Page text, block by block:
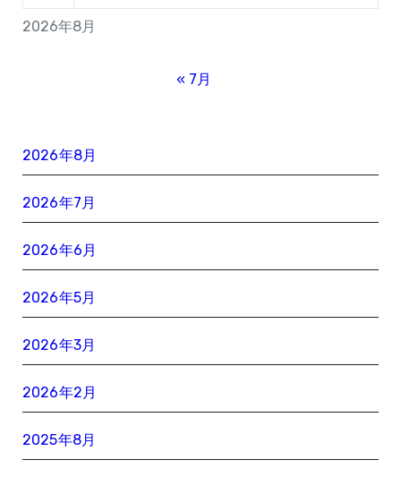
2026年8月
« 7月
2026年8月
2026年7月
2026年6月
2026年5月
2026年3月
2026年2月
2025年8月